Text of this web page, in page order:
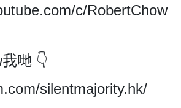
c/RobertChow
哋 👇
silentmajority.hk/